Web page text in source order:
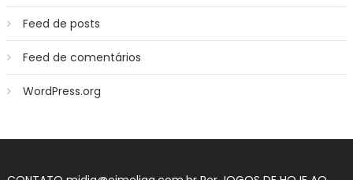
Feed de posts
Feed de comentários
WordPress.org